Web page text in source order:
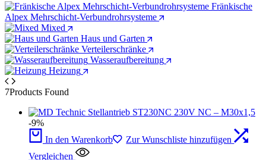
Fränkische
Alpex Mehrschicht-Verbundrohrsysteme
Mixed
Haus und Garten
Verteilerschränke
Wasseraufbereitung
Heizung
7Products Found
-9%
In den Warenkorb
Zur Wunschliste hinzufügen
Vergleichen